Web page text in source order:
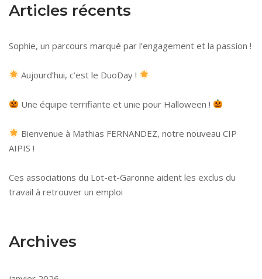
Articles récents
Sophie, un parcours marqué par l’engagement et la passion !
Aujourd’hui, c’est le DuoDay !
Une équipe terrifiante et unie pour Halloween !
Bienvenue à Mathias FERNANDEZ, notre nouveau CIP
AIPIS !
Ces associations du Lot-et-Garonne aident les exclus du
travail à retrouver un emploi
Archives